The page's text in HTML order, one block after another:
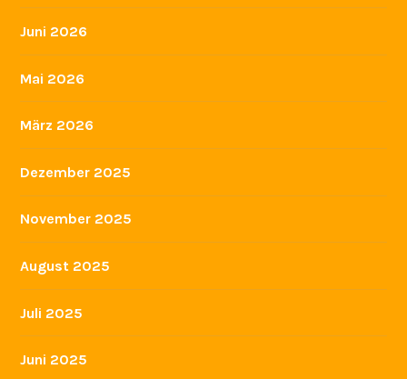
Juni 2026
Mai 2026
März 2026
Dezember 2025
November 2025
August 2025
Juli 2025
Juni 2025